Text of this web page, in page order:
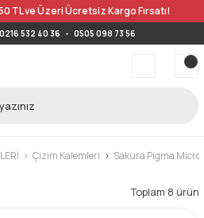
TL ve Üzeri Ücretsiz Kargo Fırsatı!
0216 532 40 36 - 0505 098 73 56
Çizim Kalemleri Sakura Pigma
Toplam 8 ürün